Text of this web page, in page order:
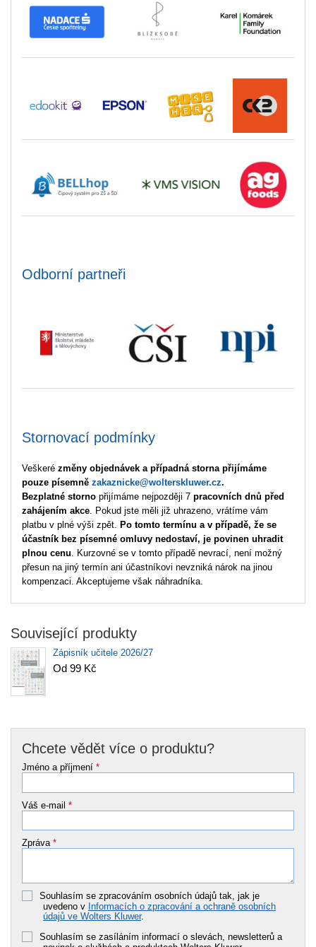
Odborní partneři
Stornovací podmínky
Veškeré změny objednávek a případná storna přijímáme
pouze písemně zakaznicke@wolterskluwer.cz.
Bezplatné storno přijímáme nejpozději 7 pracovních dnů před
zahájením akce . Pokud jste měli již uhrazeno, vrátíme vám
platbu v plné výši zpět. Po tomto termínu a v případě, že se
účastník bez písemné omluvy nedostaví, je povinen uhradit
plnou cenu . Kurzovné se v tomto případě nevrací, není možný
přesun na jiný termín ani účastníkovi nevzniká nárok na jinou
kompenzaci. Akceptujeme však náhradníka.
Související produkty
Zápisník učitele 2026/27
Od 99 Kč
Chcete vědět více o produktu?
Jméno a příjmení *
Váš e-mail *
Zpráva *
Souhlasím se zpracováním osobních údajů tak, jak je
uvedeno v Informacích o zpracování a ochraně osobních
údajů ve Wolters Kluwer.
Souhlasím se zasíláním informací o slevách, newsletterů a